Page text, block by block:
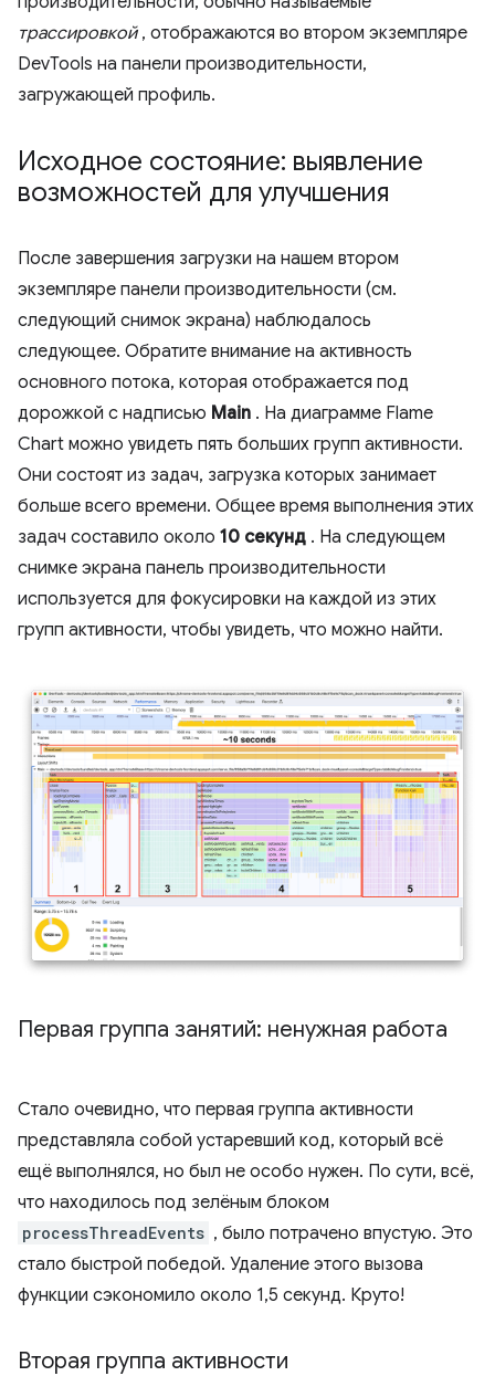
трассировкой, отображаются во втором экземпляре
DevTools на панели производительности,
загружающей профиль.
Исходное состояние: выявление
возможностей для улучшения
После завершения загрузки на нашем втором
экземпляре панели производительности (см.
следующий снимок экрана) наблюдалось
следующее. Обратите внимание на активность
основного потока, которая отображается под
дорожкой с надписью Main . На диаграмме Flame
Chart можно увидеть пять больших групп активности.
Они состоят из задач, загрузка которых занимает
больше всего времени. Общее время выполнения этих
задач составило около 10 секунд . На следующем
снимке экрана панель производительности
используется для фокусировки на каждой из этих
групп активности, чтобы увидеть, что можно найти.
Первая группа занятий: ненужная работа
Стало очевидно, что первая группа активности
представляла собой устаревший код, который всё
ещё выполнялся, но был не особо нужен. По сути, всё,
что находилось под зелёным блоком
processThreadEvents , было потрачено впустую. Это
стало быстрой победой. Удаление этого вызова
функции сэкономило около 1,5 секунд. Круто!
Вторая группа активности